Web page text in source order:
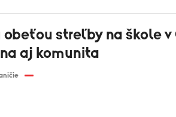
streľby na škole v
aj komunita